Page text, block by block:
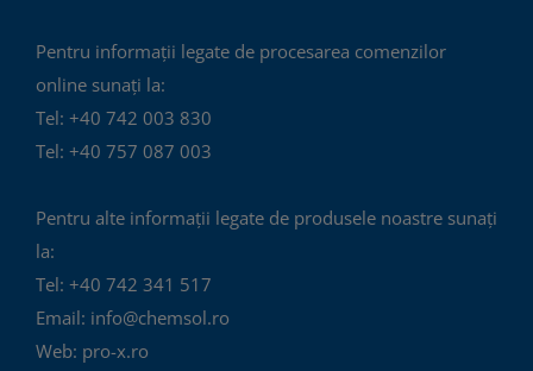
Pentru informații legate de procesarea comenzilor
online sunați la:
Tel: +40 742 003 830
Tel: +40 757 087 003
Pentru alte informații legate de produsele noastre sunați
la:
Tel: +40 742 341 517
Email: info@chemsol.ro
Web: pro-x.ro